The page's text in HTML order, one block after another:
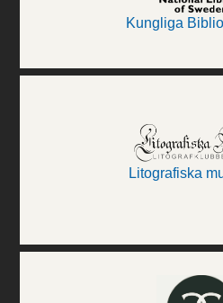
Kungliga
Litografiska